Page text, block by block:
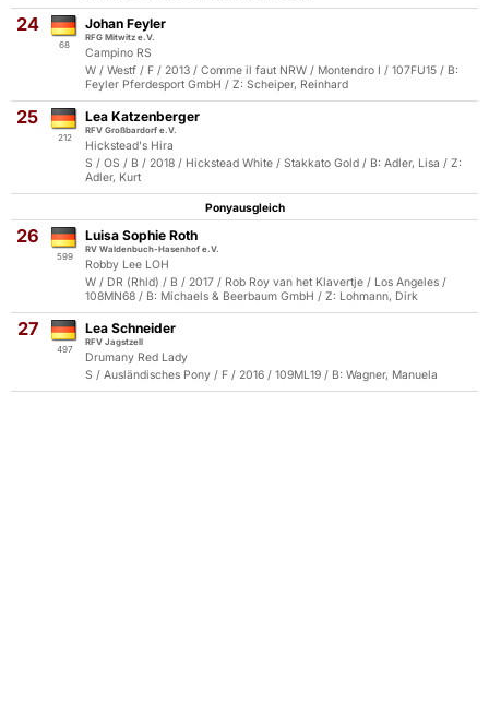
24
68
Johan Feyler
RFG Mitwitz e.V.
Campino RS
W / Westf / F / 2013 / Comme il faut NRW / Montendro I / 107FU15 / B:
Feyler Pferdesport GmbH / Z: Scheiper, Reinhard
25
212
Lea Katzenberger
RFV Großbardorf e.V.
Hickstead's Hira
S / OS / B / 2018 / Hickstead White / Stakkato Gold / B: Adler, Lisa / Z:
Adler, Kurt
Ponyausgleich
26
599
Luisa Sophie Roth
RV Waldenbuch-Hasenhof e.V.
Robby Lee LOH
W / DR (Rhld) / B / 2017 / Rob Roy van het Klavertje / Los Angeles /
108MN68 / B: Michaels & Beerbaum GmbH / Z: Lohmann, Dirk
27
497
Lea Schneider
RFV Jagstzell
Drumany Red Lady
S / Ausländisches Pony / F / 2016 / 109ML19 / B: Wagner, Manuela